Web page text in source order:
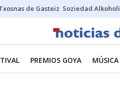
de Gasteiz Soziedad
PREMIOS GOYA MÚSICA